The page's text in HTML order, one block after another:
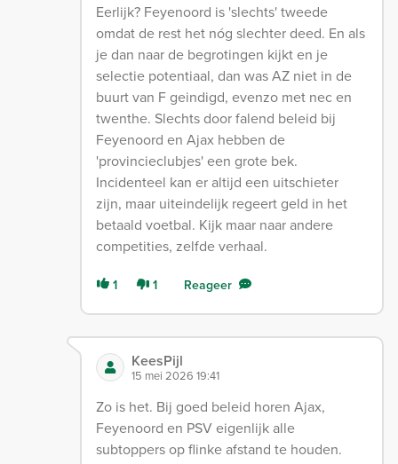
Eerlijk? Feyenoord is 'slechts' tweede
omdat de rest het nóg slechter deed. En als
je dan naar de begrotingen kijkt en je
selectie potentiaal, dan was AZ niet in de
buurt van F geindigd, evenzo met nec en
twenthe. Slechts door falend beleid bij
Feyenoord en Ajax hebben de
'provincieclubjes' een grote bek.
Incidenteel kan er altijd een uitschieter
zijn, maar uiteindelijk regeert geld in het
betaald voetbal. Kijk maar naar andere
competities, zelfde verhaal.
1 1 Reageer
KeesPijl
15 mei 2026 19:41
Zo is het. Bij goed beleid horen Ajax,
Feyenoord en PSV eigenlijk alle
subtoppers op flinke afstand te houden.